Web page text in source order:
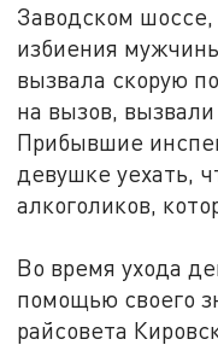
Заводском
избиения
вызвала скорую
на вызов,
Прибывшие
девушке уехать,
алкоголиков,
Во время ухода
помощью своего
райсовета